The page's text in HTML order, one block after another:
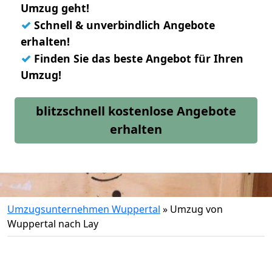
Umzug geht!
✓ Schnell & unverbindlich Angebote
erhalten!
✓ Finden Sie das beste Angebot für Ihren
Umzug!
blitzschnell kostenlose Angebote
erhalten
Umzugsunternehmen Wuppertal » Umzug von
Wuppertal nach Lay